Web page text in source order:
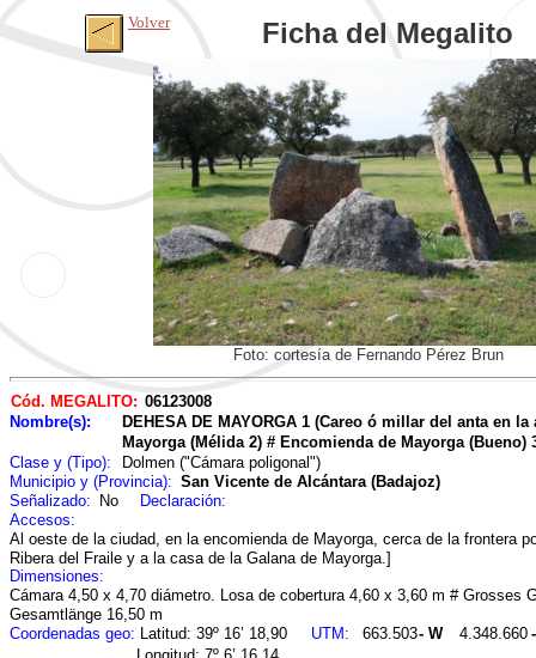
Volver Ficha del Megalito
Foto: cortesía de Fernando Pérez Brun
Cód. MEGALITO: 06123008
Nombre(s):
DEHESA DE MAYORGA 1 (Careo ó millar del anta en
Mayorga (Mélida 2) # Encomienda de Mayorga (Bueno)
Clase y (Tipo):
Dolmen ("Cámara poligonal")
Municipio y (Provincia): San Vicente de Alcántara (Badajoz)
Señalizado:
No
Declaración:
Accesos:
Al oeste de la ciudad, en la encomienda de Mayorga, cerca de la frontera
Ribera del Fraile y a la casa de la Galana de Mayorga.]
Dimensiones:
Cámara 4,50 x 4,70 diámetro. Losa de cobertura 4,60 x 3,60 m # Grosses
Gesamtlänge 16,50 m
Coordenadas geo: Latitud: 39º 16’ 18,90 UTM: 663.503- W 4.348.660